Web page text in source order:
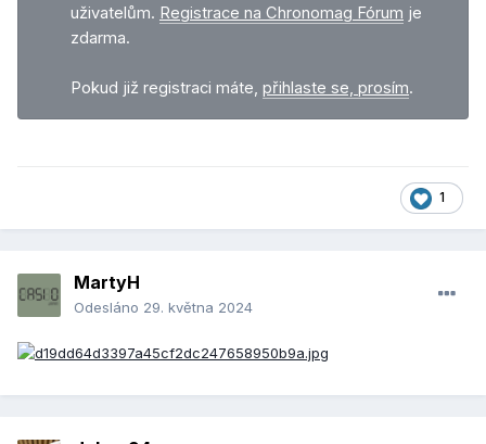
uživatelům. Registrace na Chronomag Fórum je
zdarma.
Pokud již registraci máte, přihlaste se, prosím.
1
MartyH
Odesláno 29. května 2024